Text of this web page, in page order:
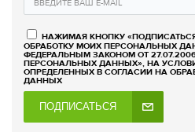
НАЖИМАЯ КНОПКУ
ОБРАБОТКУ МОИХ ПЕРСОНАЛЬНЫХ
ФЕДЕРАЛЬНЫМ ЗАКОНОМ ОТ
ПЕРСОНАЛЬНЫХ ДАННЫХ», НА
ОПРЕДЕЛЕННЫХ В СОГЛАСИИ НА
ДАННЫХ
ПОДПИСАТЬСЯ